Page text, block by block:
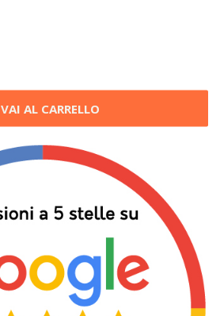
VAI AL CARRELLO